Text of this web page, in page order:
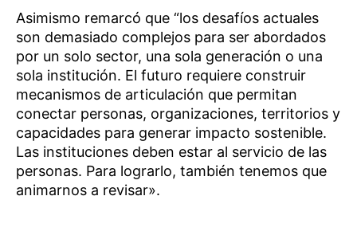
Asimismo remarcó que “los desafíos actuales
son demasiado complejos para ser abordados
por un solo sector, una sola generación o una
sola institución. El futuro requiere construir
mecanismos de articulación que permitan
conectar personas, organizaciones, territorios y
capacidades para generar impacto sostenible.
Las instituciones deben estar al servicio de las
personas. Para lograrlo, también tenemos que
animarnos a revisar».